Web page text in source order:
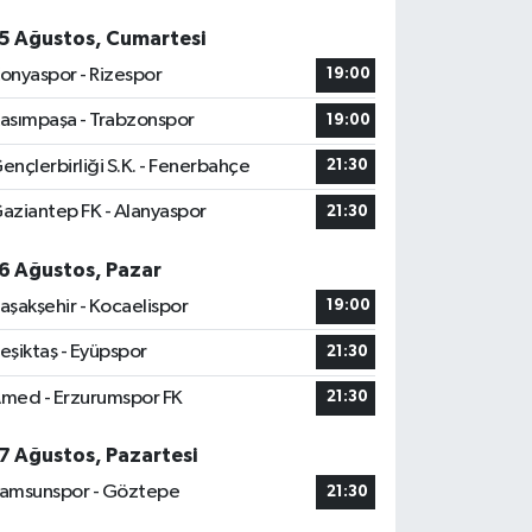
Ağustos, Cumartesi
- Rizespor
19:00
- Trabzonspor 19:00
S.K. - Fenerbahçe 21:30
FK - Alanyaspor 21:30
Ağustos, Pazar
- Kocaelispor
19:00
- Eyüpspor 21:30
- Erzurumspor FK 21:30
Ağustos, Pazartesi
- Göztepe
21:30